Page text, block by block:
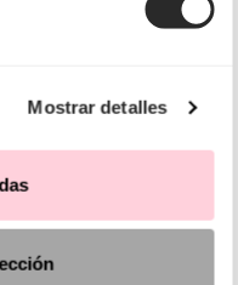
Mostrar detalles